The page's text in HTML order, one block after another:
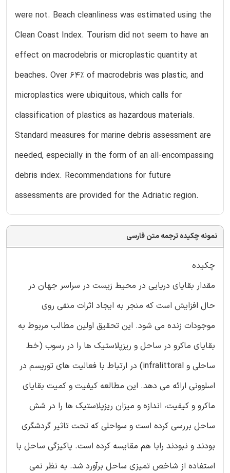
were not. Beach cleanliness was estimated using the
Clean Coast Index. Tourism did not seem to have an
effect on macrodebris or microplastic quantity at
beaches. Over 64% of macrodebris was plastic, and
microplastics were ubiquitous, which calls for
classification of plastics as hazardous materials.
Standard measures for marine debris assessment are
needed, especially in the form of an all-encompassing
debris index. Recommendations for future
assessments are provided for the Adriatic region.
نمونه چکیده ترجمه متن فارسی
چکیده
مقدار بقایای دریایی در محیط زیست در سراسر جهان در
حال افزایش است که منجر به ایجاد اثرات منفی روی
موجودات زنده می شود. این تحقیق اولین مطالب مربوط به
بقایای ماکرو در ساحل و ریزپلاستیک ها را در رسوب (خط
ساحلی و infralittoral) در ارتباط با فعالیت های توریسم در
اسلوونی ارائه می دهد. این مطالعه کیفیت و کمیت بقایای
ماکرو و کیفیت، اندازه و میزان ریزپلاستیک ها را در شش
ساحل بررسی کرده است و سواحلی که تحت تاثیر گردشگری
بودند و نبودند رابا هم مقایسه کرده است. پاکیزگی ساحل با
استفاده از شاخص تمیزی ساحل برآورد شد. به نظر نمی